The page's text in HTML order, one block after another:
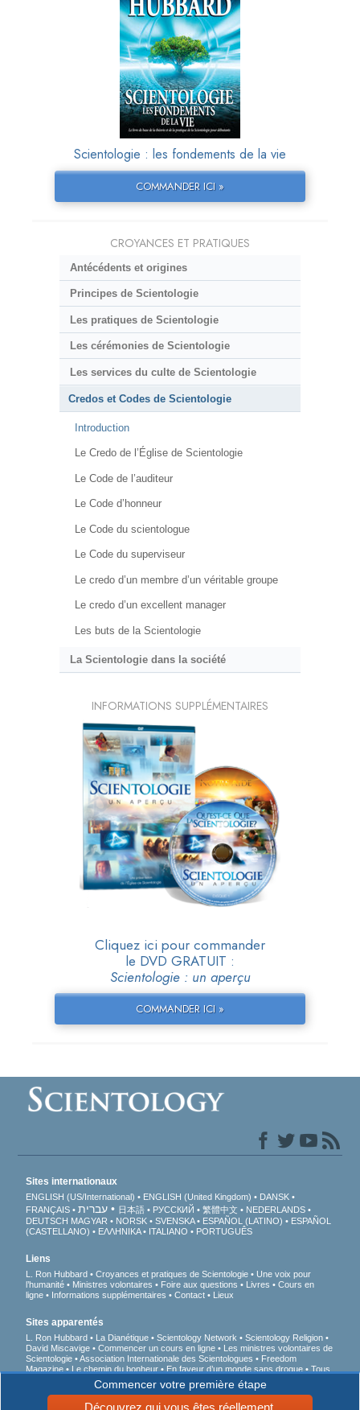
Scientologie : les fondements de la vie
COMMANDER ICI »
CROYANCES ET PRATIQUES
Antécédents et origines
Principes de Scientologie
Les pratiques de Scientologie
Les cérémonies de Scientologie
Les services du culte de Scientologie
Credos et Codes de Scientologie
Introduction
Le Credo de l’Église de Scientologie
Le Code de l’auditeur
Le Code d’honneur
Le Code du scientologue
Le Code du superviseur
Le credo d’un membre d’un véritable groupe
Le credo d’un excellent manager
Les buts de la Scientologie
La Scientologie dans la société
INFORMATIONS SUPPLÉMENTAIRES
Cliquez ici pour commander
le DVD GRATUIT :
Scientologie : un aperçu
COMMANDER ICI »
Commencer votre première étape
Découvrez qui vous êtes réellement.
Sites internationaux
ENGLISH (US/International) ENGLISH (United Kingdom)
DANSK
FRANÇAIS
עברית 日本語 РУССКИЙ 繁體中文
NEDERLANDS
DEUTSCH MAGYAR NORSK SVENSKA ESPAÑOL (LATINO)
ESPAÑOL
(CASTELLANO)
ΕΛΛΗΝΙΚA ITALIANO PORTUGUÊS
Liens
L. Ron Hubbard Croyances et pratiques de Scientologie
Une voix pour
l’humanité
Ministres volontaires Foire aux questions Livres
Cours en
ligne
Informations supplémentaires Contact Lieux
Sites apparentés
L. Ron Hubbard La Dianétique Scientology Network
Scientology Religion
David Miscavige
Commencer un cours en ligne
Les ministres volontaires de
Scientologie
Association Internationale des Scientologues
Freedom
Magazine
Le chemin du bonheur En faveur d’un monde sans drogue
Tous
unis pour les droits de l’Homme
Des jeunes pour les droits de l’Homme
Commission des Citoyens pour les Droits de l’Homme